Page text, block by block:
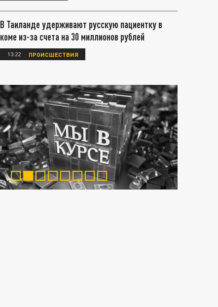
В Таиланде удерживают русскую пациентку в
коме из-за счета на 30 миллионов рублей
13:22 ПРОИСШЕСТВИЯ